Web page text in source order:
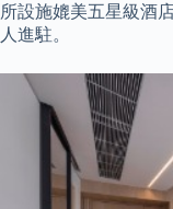
所設施媲美五星級酒
人進駐。